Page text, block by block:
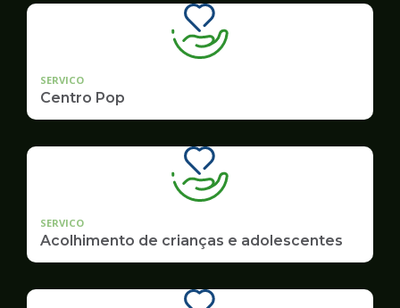
SERVICO
Centro Pop
SERVICO
Acolhimento de crianças e adolescentes